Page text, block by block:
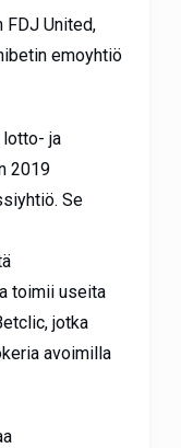
United,
emoyhtiö
lotto- ja
2019
Se
toimii useita
jotka
avoimilla